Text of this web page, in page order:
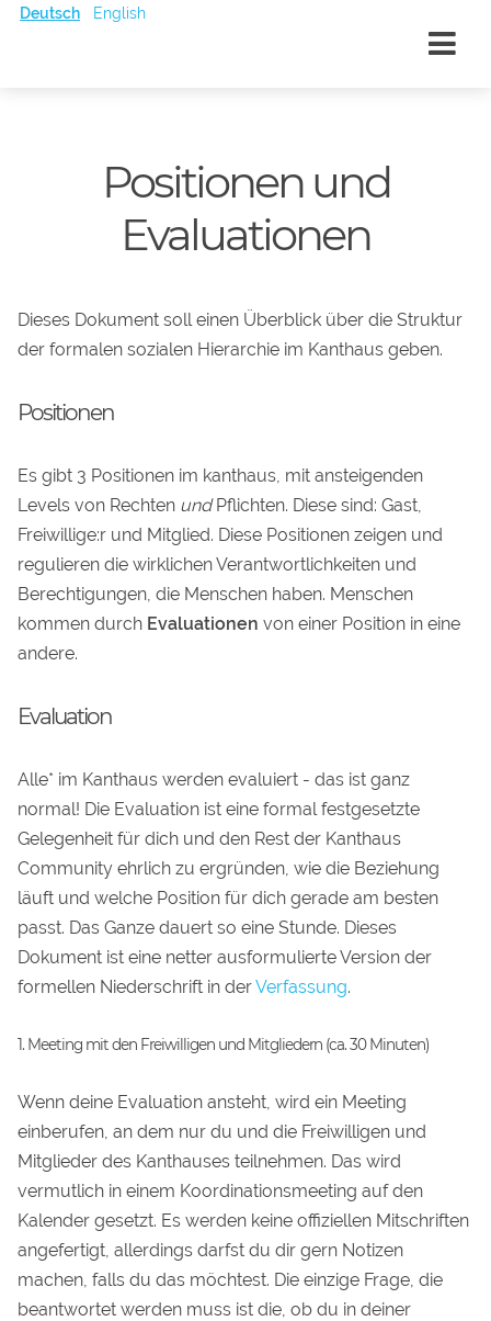
Deutsch English
Positionen und
Evaluationen
Dieses Dokument soll einen Überblick über die Struktur
der formalen sozialen Hierarchie im Kanthaus geben.
Positionen
Es gibt 3 Positionen im kanthaus, mit ansteigenden
Levels von Rechten undPflichten. Diese sind: Gast,
Freiwillige:r und Mitglied. Diese Positionen zeigen und
regulieren die wirklichen Verantwortlichkeiten und
Berechtigungen, die Menschen haben. Menschen
kommen durch Evaluationen von einer Position in eine
andere.
Evaluation
Alle* im Kanthaus werden evaluiert - das ist ganz
normal! Die Evaluation ist eine formal festgesetzte
Gelegenheit für dich und den Rest der Kanthaus
Community ehrlich zu ergründen, wie die Beziehung
läuft und welche Position für dich gerade am besten
passt. Das Ganze dauert so eine Stunde. Dieses
Dokument ist eine netter ausformulierte Version der
formellen Niederschrift in derVerfassung.
1. Meeting mit den Freiwilligen und Mitgliedern (ca. 30 Minuten)
Wenn deine Evaluation ansteht, wird ein Meeting
einberufen, an dem nur du und die Freiwilligen und
Mitglieder des Kanthauses teilnehmen. Das wird
vermutlich in einem Koordinationsmeeting auf den
Kalender gesetzt. Es werden keine offiziellen Mitschriften
angefertigt, allerdings darfst du dir gern Notizen
machen, falls du das möchtest. Die einzige Frage, die
beantwortet werden muss ist die, ob du in deiner